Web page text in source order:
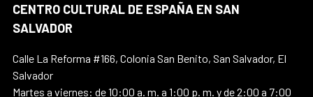
CENTRO CULTURAL DE ESPAÑA EN SAN
SALVADOR
Calle La Reforma #166, Colonia San Benito, San Salvador, El
Salvador
Martes a viernes: de 10:00 a. m. a 1:00 p. m. y de 2:00 a 7:00